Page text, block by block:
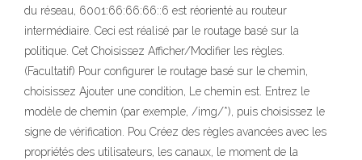
du réseau, 6001:66:66:66::6 est réorienté au routeur
intermédiaire. Ceci est réalisé par le routage basé sur la
politique. Cet Choisissez Afficher/Modifier les règles.
(Facultatif) Pour configurer le routage basé sur le chemin,
choisissez Ajouter une condition, Le chemin est. Entrez le
modèle de chemin (par exemple, /img/*), puis choisissez le
signe de vérification. Pou Créez des règles avancées avec les
propriétés des utilisateurs, les canaux, le moment de la